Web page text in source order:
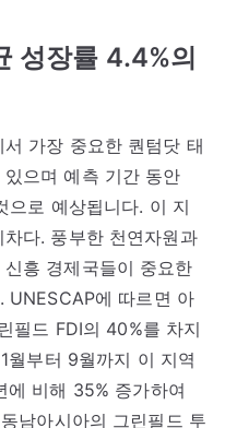
성장률 4.4%의
가장 중요한 퀀텀닷 태
으며 예측 기간 동안
으로 예상됩니다. 이 지
다. 풍부한 천연자원과
흥 경제국들이 중요한
UNESCAP에 따르면 아
필드 FDI의 40%를 차지
부터 9월까지 이 지역
비해 35% 증가하여
남아시아의 그린필드 투